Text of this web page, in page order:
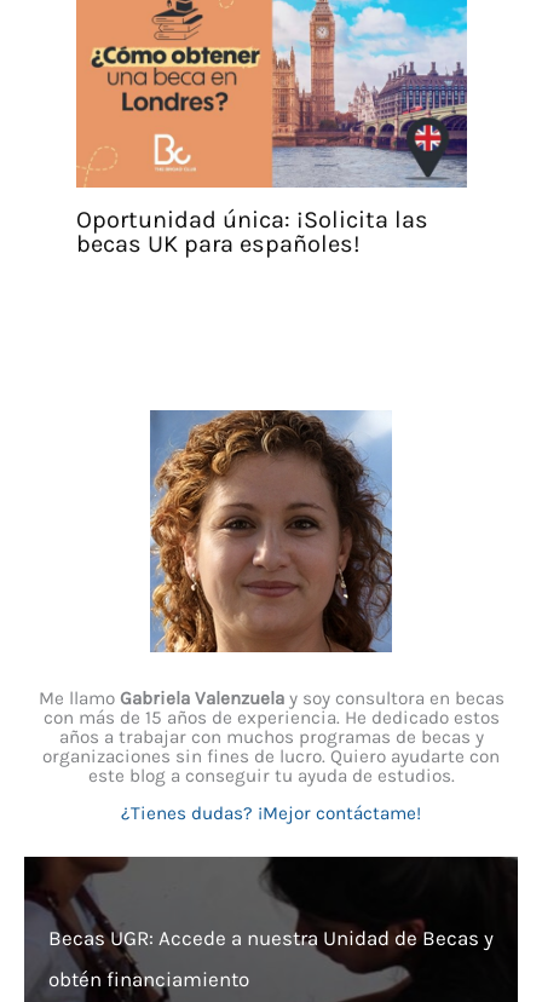
Oportunidad única: ¡Solicita las
becas UK para españoles!
Me llamo Gabriela Valenzuelay soy consultora en becas
con más de 15 años de experiencia. He dedicado estos
años a trabajar con muchos programas de becas y
organizaciones sin fines de lucro. Quiero ayudarte con
este blog a conseguir tu ayuda de estudios.
¿Tienes dudas? ¡Mejor contáctame!
Becas UGR: Accede a nuestra Unidad de Becas y
obtén financiamiento